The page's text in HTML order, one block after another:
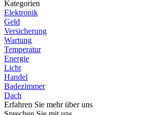
Kategorien
Elektronik
Geld
Versicherung
Wartung
Temperatur
Energie
Licht
Handel
Badezimmer
Dach
Erfahren Sie mehr über uns